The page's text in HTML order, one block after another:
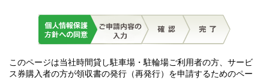
このページは当社時間貸し駐車場・駐輪場ご利用者の方、サービ
ス券購入者の方が領収書の発行（再発行）を申請するためのペー